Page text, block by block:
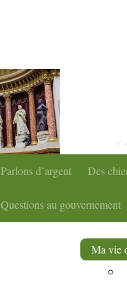
Parlons d’argent Des
Questions au gouvernement
Ma vie